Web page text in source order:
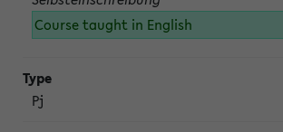
Course taught in English
Pj